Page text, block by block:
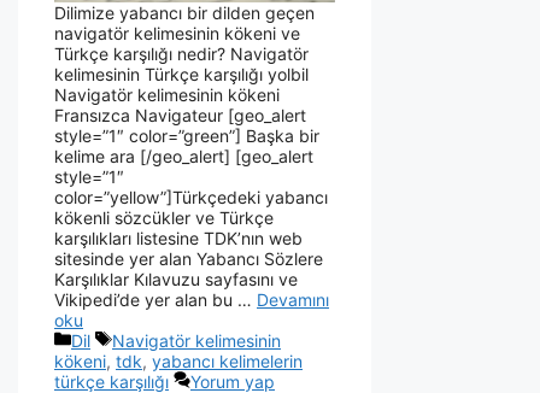
Dilimize yabancı bir dilden geçen
navigatör kelimesinin kökeni ve
Türkçe karşılığı nedir? Navigatör
kelimesinin Türkçe karşılığı yolbil
Navigatör kelimesinin kökeni
Fransızca Navigateur [geo_alert
style=”1″ color=”green”] Başka bir
kelime ara [/geo_alert] [geo_alert
style=”1″
color=”yellow”]Türkçedeki yabancı
kökenli sözcükler ve Türkçe
karşılıkları listesine TDK’nın web
sitesinde yer alan Yabancı Sözlere
Karşılıklar Kılavuzu sayfasını ve
Vikipedi’de yer alan bu … Devamını
oku
Dil
Navigatör kelimesinin
kökeni, tdk, yabancı kelimelerin
türkçe karşılığı
Yorum yap